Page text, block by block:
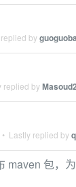
by
replied by
• Lastly replied by
maven 包，